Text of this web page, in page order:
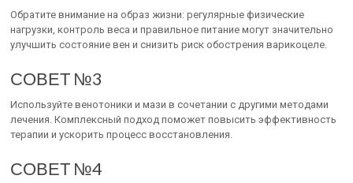
Обратите внимание на образ жизни: регулярные физические
нагрузки, контроль веса и правильное питание могут значительно
улучшить состояние вен и снизить риск обострения варикоцеле.
СОВЕТ №3
Используйте венотоники и мази в сочетании с другими методами
лечения. Комплексный подход поможет повысить эффективность
терапии и ускорить процесс восстановления.
СОВЕТ №4